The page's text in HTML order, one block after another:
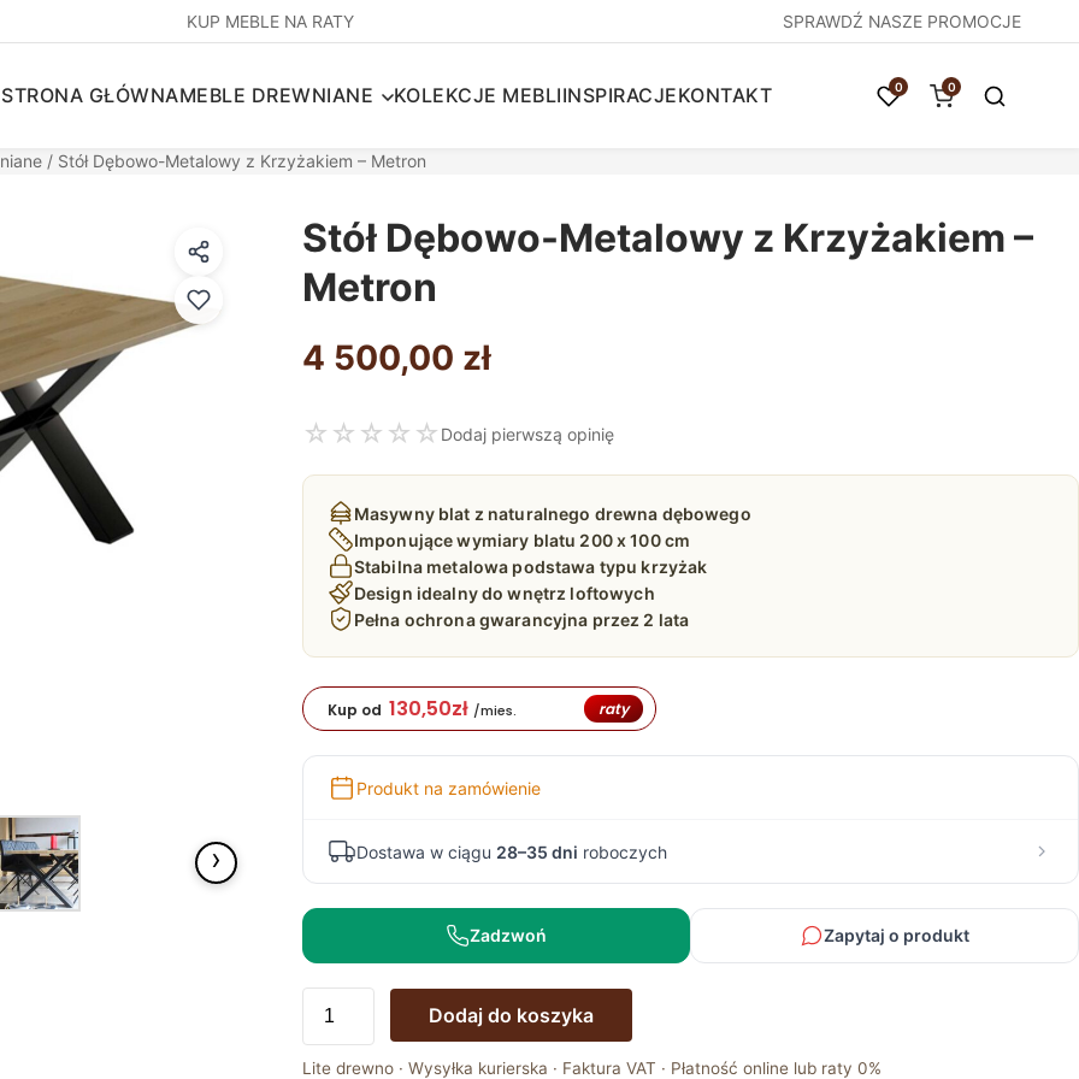
KUP MEBLE NA RATY SPRAWDŹ NASZE PROMOCJE
STRONA GŁÓWNAMEBLE DREWNIANE KOLEKCJE MEBLIINSPIRACJEKONTAKT 0 0
/ Stół Dębowo-Metalowy z Krzyżakiem – Metron
›
Stół Dębowo-Metalowy z Krzyżakiem –
Metron
4 500,00 zł
☆ ☆ ☆ ☆ ☆ Dodaj pierwszą opinię
Masywny blat z naturalnego drewna dębowego
Imponujące wymiary blatu 200 x 100 cm
Stabilna metalowa podstawa typu krzyżak
Design idealny do wnętrz loftowych
Pełna ochrona gwarancyjna przez 2 lata
Kup od 130,50zł /mies. raty
Produkt na zamówienie
Dostawa w ciągu 28–35 dni roboczych
Zadzwoń Zapytaj o produkt
Dębowo-
Dodaj do koszyka
Lite drewno · Wysyłka kurierska · Faktura VAT · Płatność online lub raty 0%